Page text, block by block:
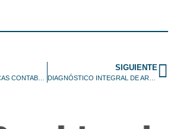
SIGUIENTE
DIAGNÓSTICO INTEGRAL DE ARCHIVO – pinar